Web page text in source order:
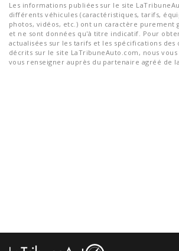
Les informations publiées sur le site
différents véhicules (caractéristiques, tarifs,
photos, vidéos, etc.) ont un caractère
et ne sont données qu'à titre indicatif. Pour
actualisées sur les tarifs et les spécifications
décrits sur le site LaTribuneAuto.com, nous
vous renseigner auprès du partenaire agréé de